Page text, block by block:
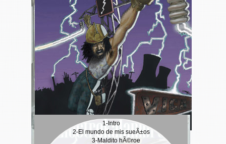
1-Intro
2-El mundo de mis sueÃ±os
3-Maldito hÃ©roe